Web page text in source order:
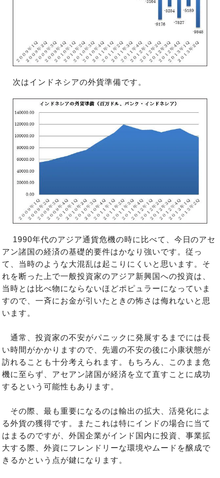
次はインドネシアの外貨準備です。
1990年代のアジア通貨危機の時に比べて、今日のアセ
アン諸国の経済の基礎的要件はかなり強いです。従っ
て、当時のような大混乱は起こりにくいと思います。そ
れを断った上で一般投資家のアジア新興国への投資は、
当時とは比べ物にならないほどポピュラーになっていま
すので、一斉にお金が引いたときの怖さは侮れないと思
います。
通常、投資家の不安がパニックに発展するまでには長
い時間がかかりますので、先週の不安の後に小康状態が
訪れることも十分考えられます。もちろん、このまま危
機に至らず、アセアン諸国が経済を立て直すことに成功
するという可能性もあります。
その際、最も重要になるのは輸出の拡大、活発化によ
る外貨の獲得です。またこれは特にインドの場合に当て
はまるのですが、外国企業がインド国内に投資、事業拡
大する際、外資にフレンドリーな環境やムードを醸成で
きるかという点が鍵になります。